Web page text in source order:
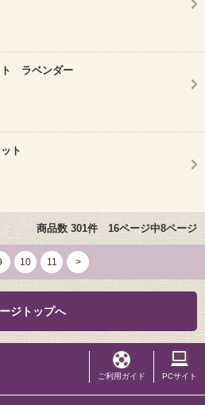
ト ラベンダー
ト
商品数 301件 16ページ中8ページ
10 11 >
ジトップへ
ご利用ガイド PCサイト